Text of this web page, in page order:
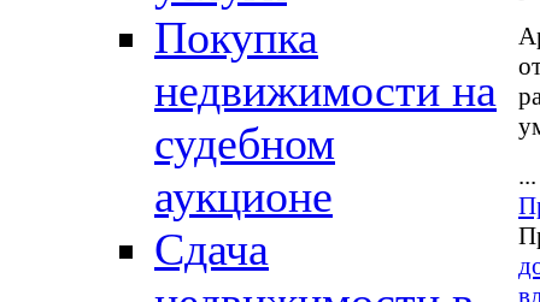
Покупка
недвижимости на
судебном
аукционе
Сдача
...